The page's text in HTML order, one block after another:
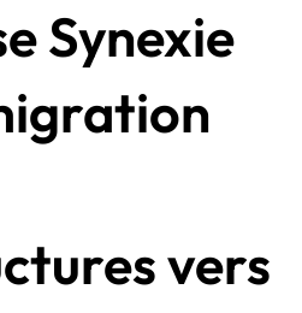
Synexie
vers